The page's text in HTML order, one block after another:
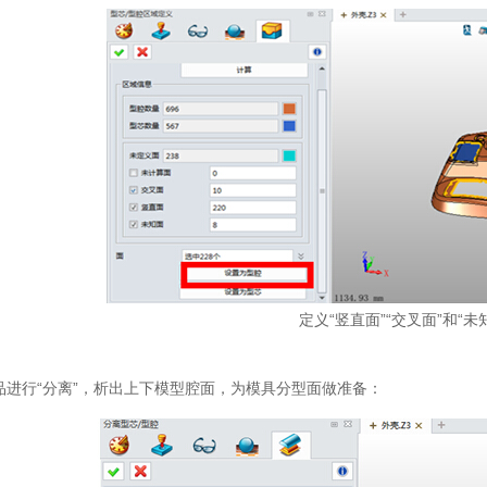
定义“竖直面”“交叉面”和“未
“分离”，析出上下模型腔面，为模具分型面做准备：